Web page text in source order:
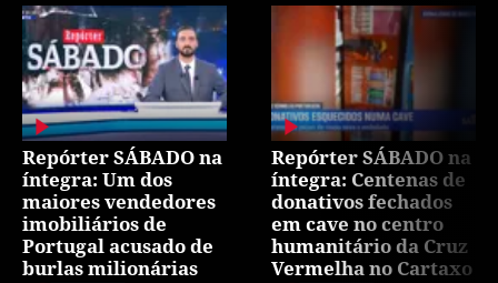
Repórter SÁBADO na
íntegra: Um dos
maiores vendedores
imobiliários de
Portugal acusado de
burlas milionárias
Repórter SÁBADO na
íntegra: Centenas de
donativos fechados
em cave no centro
humanitário da Cruz
Vermelha no Cartaxo